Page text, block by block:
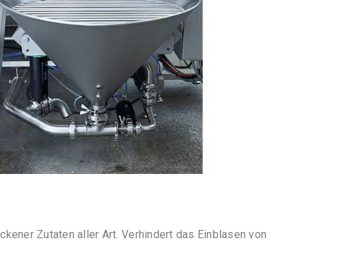
Zutaten aller Art. Verhindert das Einblasen von